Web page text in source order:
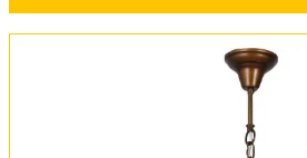
Все о товаре
Комплект лампочек